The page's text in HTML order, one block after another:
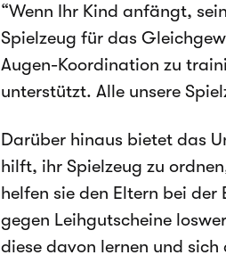
“Wenn Ihr Kind anfängt,
Spielzeug für das
Augen-Koordination zu
unterstützt. Alle unsere
Darüber hinaus bietet das
hilft, ihr Spielzeug zu
helfen sie den Eltern bei der
gegen Leihgutscheine
diese davon lernen und